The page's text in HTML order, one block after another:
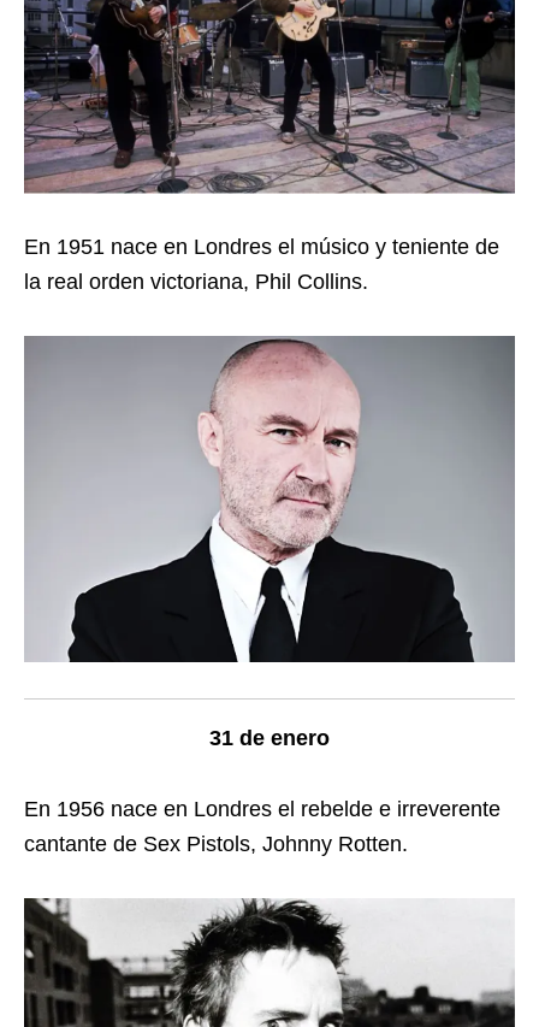
En 1951 nace en Londres el músico y teniente de
la real orden victoriana, Phil Collins.
31 de enero
En 1956 nace en Londres el rebelde e irreverente
cantante de Sex Pistols, Johnny Rotten.